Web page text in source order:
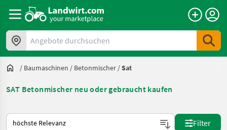
Angebote durchsuchen
/ Baumaschinen / Betonmischer /Sat
SAT Betonmischer neu oder gebraucht kaufen
So wird auf Landwirt.com sortiert
Filter